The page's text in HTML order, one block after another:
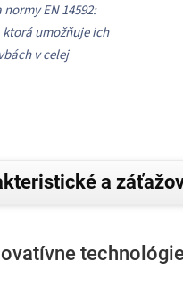
EN 14592:
ktorá umožňuje ich
v celej
a